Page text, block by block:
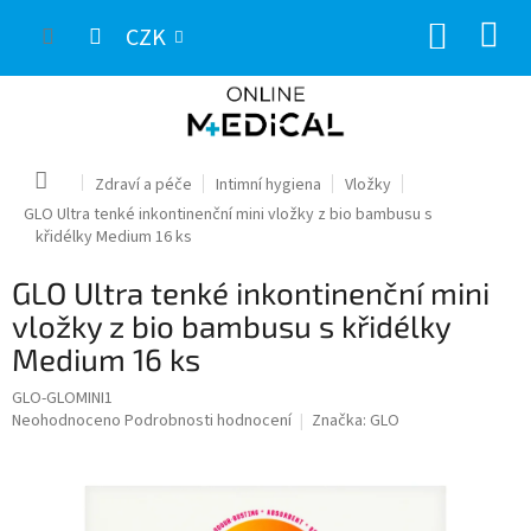
CZK
Domů Zdraví a péče Intimní hygiena
Vložky
GLO Ultra tenké inkontinenční mini vložky z bio bambusu s
křidélky Medium 16 ks
GLO Ultra tenké inkontinenční mini
vložky z bio bambusu s křidélky
Medium 16 ks
GLO-GLOMINI1
Průměrné
Neohodnoceno Podrobnosti hodnocení Značka: GLO